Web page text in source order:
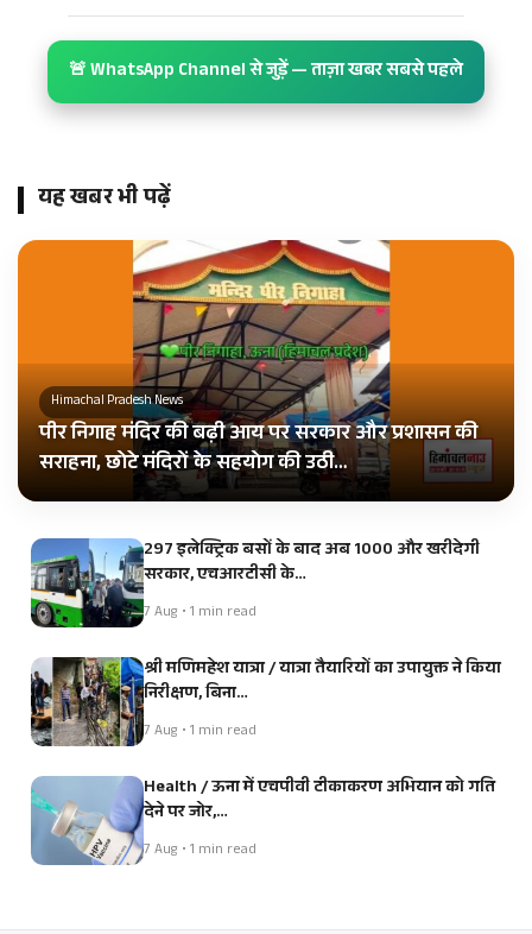
🚨 WhatsApp Channel से जुड़ें — ताज़ा खबर सबसे पहले
यह खबर भी पढ़ें
Himachal Pradesh News
पीर निगाह मंदिर की बढ़ी आय पर सरकार और प्रशासन की
सराहना, छोटे मंदिरों के सहयोग की उठी…
297 इलेक्ट्रिक बसों के बाद अब 1000 और खरीदेगी
सरकार, एचआरटीसी के…
7 Aug • 1 min read
श्री मणिमहेश यात्रा / यात्रा तैयारियों का उपायुक्त ने किया
निरीक्षण, बिना…
7 Aug • 1 min read
Health / ऊना में एचपीवी टीकाकरण अभियान को गति
देने पर जोर,…
7 Aug • 1 min read